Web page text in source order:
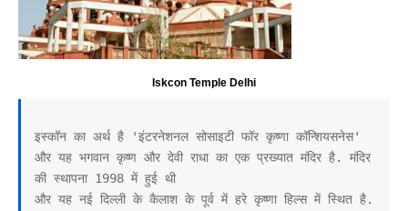
Iskcon Temple Delhi
इस्कॉन का अर्थ है 'इंटरनेशनल सोसाइटी फॉर कृष्णा कॉन्शियसनेस'
और यह भगवान कृष्ण और देवी राधा का एक प्रख्यात मंदिर है. मंदिर
की स्थापना 1998 में हुई थी
और यह नई दिल्ली के कैलाश के पूर्व में हरे कृष्णा हिल्स में स्थित है.